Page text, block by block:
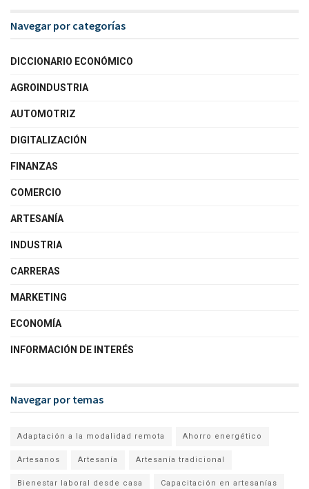
Navegar por categorías
DICCIONARIO ECONÓMICO
AGROINDUSTRIA
AUTOMOTRIZ
DIGITALIZACIÓN
FINANZAS
COMERCIO
ARTESANÍA
INDUSTRIA
CARRERAS
MARKETING
ECONOMÍA
INFORMACIÓN DE INTERÉS
Navegar por temas
Adaptación a la modalidad remota Ahorro energético
Artesanos Artesanía Artesanía tradicional
Bienestar laboral desde casa Capacitación en artesanías